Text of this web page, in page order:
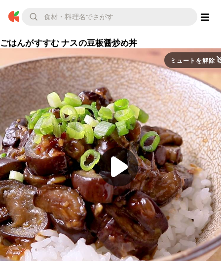
ごはんがすすむ ナスの豆板醤炒め丼
ミュートを解除